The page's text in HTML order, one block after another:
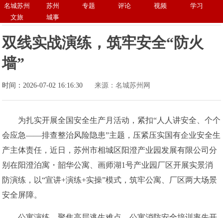
名城苏州 苏州 专题 评论 视频
学习
文旅
城事
双线实战演练，筑牢安全“防火
墙”
时间：2026-07-02 16:16:30 来源：名城苏州网
为扎实开展全国安全生产月活动，紧扣“人人讲安全、个个
会应急——排查整治风险隐患”主题，压紧压实国有企业安全生
产主体责任，近日，苏州市相城区阳澄产业园发展有限公司分
别在阳澄泊寓・韶华公寓、画师湖1号产业园厂区开展实景消
防演练，以“宣讲+演练+实操”模式，筑牢公寓、厂区两大场景
安全屏障。